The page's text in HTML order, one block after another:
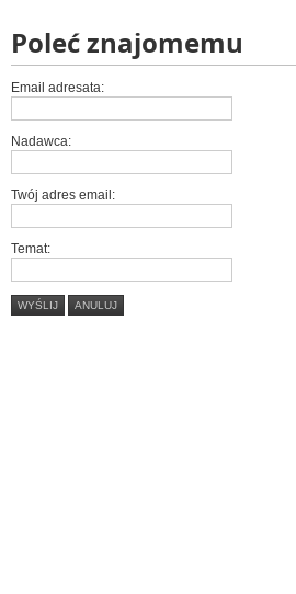
Poleć znajomemu
Email adresata:
Nadawca:
Twój adres email:
Temat:
WYŚLIJ ANULUJ